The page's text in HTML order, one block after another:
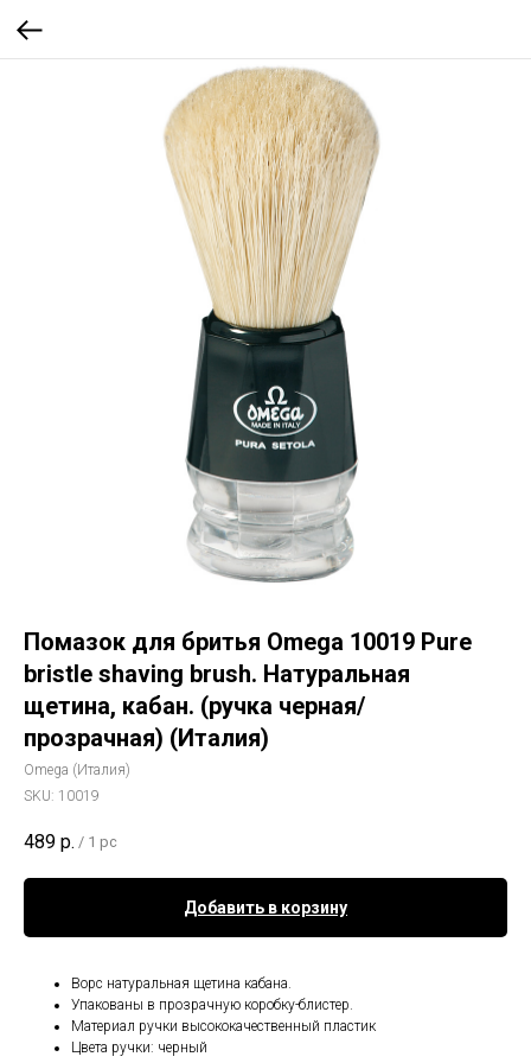
Помазок для бритья Omega 10019 Pure
bristle shaving brush. Натуральная
щетина, кабан. (ручка черная/
прозрачная) (Италия)
Omega (Италия)
SKU: 10019
489 р. / 1 pc
Добавить в корзину
Ворс натуральная щетина кабана.
Упакованы в прозрачную коробку-блистер.
Материал ручки высококачественный пластик
Цвета ручки: черный